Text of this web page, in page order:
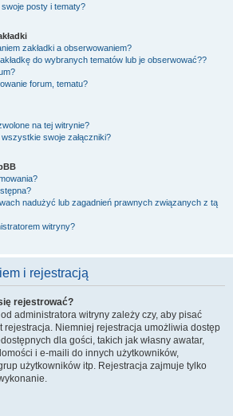
posty i tematy?
zakładki a obserwowaniem?
do wybranych tematów lub je obserwować??
forum, tematu?
na tej witrynie?
swoje załączniki?
nadużyć lub zagadnień prawnych związanych z tą
witryny?
i rejestracją
rejestrować?
administratora witryny zależy czy, aby pisać
rejestracja. Niemniej rejestracja umożliwia dostęp
dla gości, takich jak własny awatar,
i e-maili do innych użytkowników,
użytkowników itp. Rejestracja zajmuje tylko